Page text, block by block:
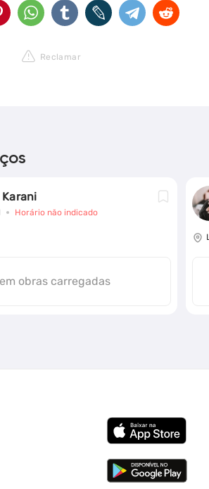
Reclamar
Horário não indicado
obras carregadas